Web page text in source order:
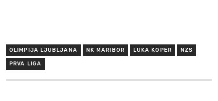
OLIMPIJA LJUBLJANA NK MARIBOR LUKA KOPER NZS
PRVA LIGA